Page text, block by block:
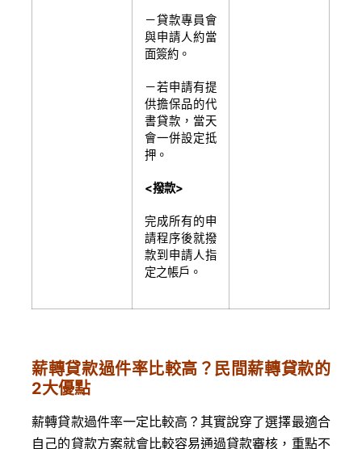
－貸款專員會
與申請人約當
面簽約。
－若申請有提
供擔保品的代
書貸款，當天
會一併設定抵
押。
<撥款>
完成所有的申
請程序後就撥
款到申請人指
定之帳戶。
薪轉貸款過件率比較高？民間薪轉貸款的
2大優點
薪轉貸款過件率一定比較高？其實說穿了選擇最適合
自己的貸款方案就會比較容易通過貸款審核，重點不